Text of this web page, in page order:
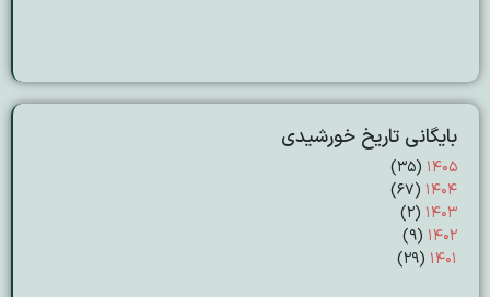
بایگانی تاریخ خورشیدی
۱۴۰۵ (۳۵)
۱۴۰۴ (۶۷)
۱۴۰۳ (۲)
۱۴۰۲ (۹)
۱۴۰۱ (۲۹)